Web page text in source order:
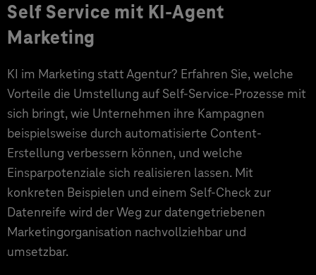
Self Service mit KI-Agent
Marketing
KI im Marketing statt Agentur? Erfahren Sie, welche
Vorteile die Umstellung auf Self-Service-Prozesse mit
sich bringt, wie Unternehmen ihre Kampagnen
beispielsweise durch automatisierte Content-
Erstellung verbessern können, und welche
Einsparpotenziale sich realisieren lassen. Mit
konkreten Beispielen und einem Self-Check zur
Datenreife wird der Weg zur datengetriebenen
Marketingorganisation nachvollziehbar und
umsetzbar.